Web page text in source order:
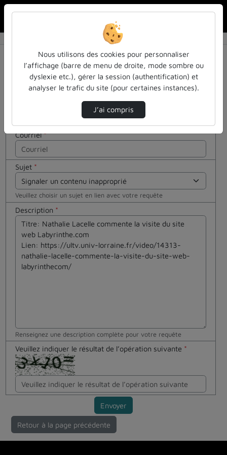
Contactez nous
Votre message
Courriel*
Sujet *
Veuillez choisir un sujet en lien avec votre requête
Description *
Renseignez une description complète pour votre requête
Veuillez indiquer le résultat de l’opération suivante *
Cocher
cette case
si vous êtes
un humain
Envoyer
Retour à la page précédente
Nous utilisons des cookies pour personnaliser
l’affichage (barre de menu de droite, mode sombre ou
dyslexie etc.), gérer la session (authentification) et
analyser le trafic du site (pour certaines instances).
J’ai compris